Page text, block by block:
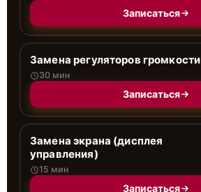
Записаться
Замена регуляторов громкости
30 мин
Записаться
Замена экрана (дисплея
управления)
15 мин
Записаться